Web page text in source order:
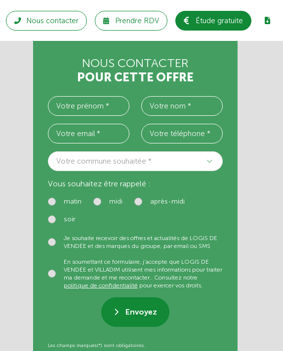
Nous contacter Prendre RDV Étude gratuite
NOUS CONTACTER
POUR CETTE OFFRE
Votre commune souhaitée *
Vous souhaitez être rappelé :
matin midi après-midi
soir
Je souhaite recevoir des offres et actualités de LOGIS DE
VENDÉE et des marques du groupe, par email ou SMS
En soumettant ce formulaire, j’accepte que LOGIS DE
VENDÉE et VILLADIM utilisent mes informations pour traiter
ma demande et me recontacter.. Consultez notre
politique de confidentialité pour exercer vos droits.
Envoyez
Les champs marqués(*) sont obligatoires.